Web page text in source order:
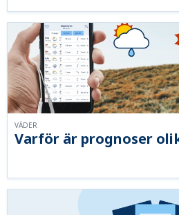
Varför är prognoser
VÄDER